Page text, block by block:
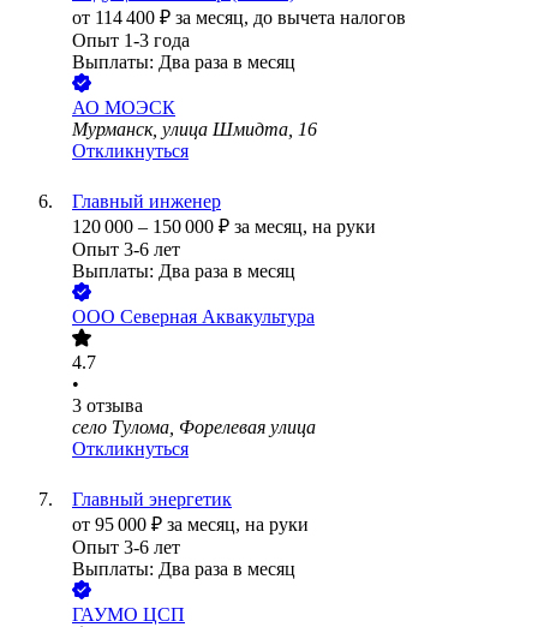
от 114 400 ₽ за месяц, до вычета налогов
Опыт 1-3 года
Выплаты: Два раза в месяц
АО МОЭСК
Мурманск, улица Шмидта, 16
Откликнуться
Главный инженер
120 000 – 150 000 ₽ за месяц, на руки
Опыт 3-6 лет
Выплаты: Два раза в месяц
ООО Северная Аквакультура
4.7
•
3 отзыва
село Тулома, Форелевая улица
Откликнуться
Главный энергетик
от 95 000 ₽ за месяц, на руки
Опыт 3-6 лет
Выплаты: Два раза в месяц
ГАУМО ЦСП